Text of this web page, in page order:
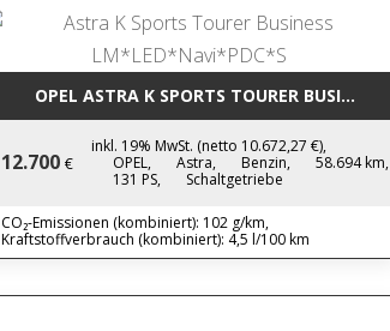
OPEL ASTRA K SPORTS TOURER
12.700 €
inkl. 19% MwSt. (netto 10.672,27 €),
OPEL,
Astra, Benzin,
58.694 km,
131 PS,
Schaltgetriebe
CO₂-Emissionen (kombiniert): 102 g/km,
Kraftstoffverbrauch (kombiniert): 4,5 l/100 km